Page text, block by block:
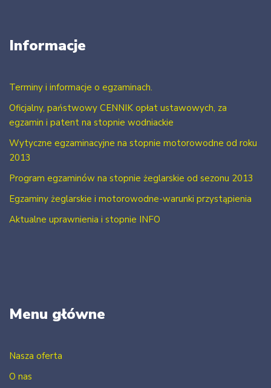
Informacje
Terminy i informacje o egzaminach.
Oficjalny, państwowy CENNIK opłat ustawowych, za
egzamin i patent na stopnie wodniackie
Wytyczne egzaminacyjne na stopnie motorowodne od roku
2013
Program egzaminów na stopnie żeglarskie od sezonu 2013
Egzaminy żeglarskie i motorowodne-warunki przystąpienia
Aktualne uprawnienia i stopnie INFO
Menu główne
Nasza oferta
O nas